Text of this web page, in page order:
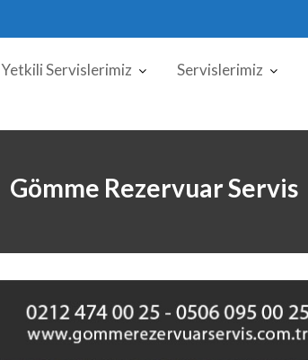
Yetkili Servislerimiz Servislerimiz
Gömme Rezervuar Servis